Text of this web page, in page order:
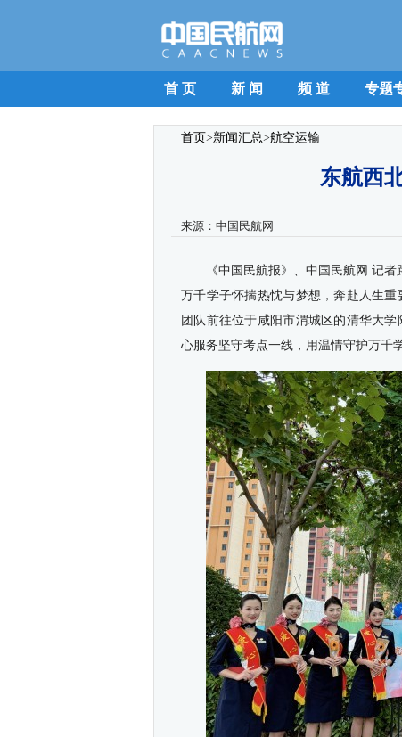
首 页 新 闻 频 道 专题
首页>新闻汇总>航空运输
东航西
来源： 中国民航网
《中国民航报》、中国民航网 记
万千学子怀揣热忱与梦想，奔赴人生
团队前往位于咸阳市渭城区的清华大
心服务坚守考点一线，用温情守护万千